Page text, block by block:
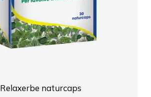
Relaxerbe naturcaps